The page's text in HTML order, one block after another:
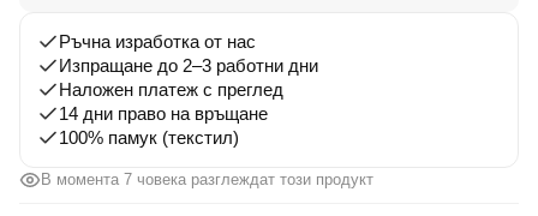
Ръчна изработка от нас
Изпращане до 2–3 работни дни
Наложен платеж с преглед
14 дни право на връщане
100% памук (текстил)
В момента 7 човека разглеждат този продукт